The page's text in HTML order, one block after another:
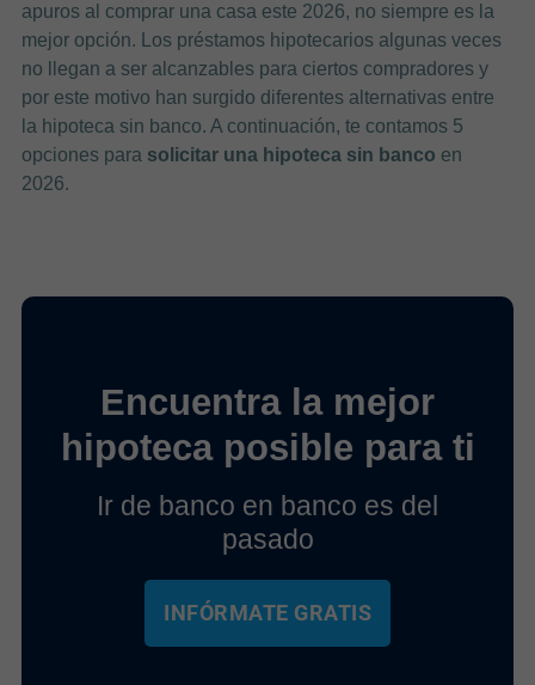
apuros al comprar una casa este 2026, no siempre es la
mejor opción. Los préstamos hipotecarios algunas veces
no llegan a ser alcanzables para ciertos compradores y
por este motivo han surgido diferentes alternativas entre
la hipoteca sin banco. A continuación, te contamos 5
opciones para solicitar una hipoteca sin banco en
2026.
Encuentra la mejor
hipoteca posible para ti
Ir de banco en banco es del
pasado
INFÓRMATE GRATIS